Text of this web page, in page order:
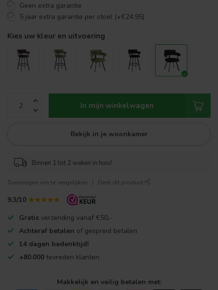
Geen extra garantie
5 jaar extra garantie per stoel (+€24,95)
Kies uw kleur en uitvoering
In mijn winkelwagen
Bekijk in je woonkamer
Binnen 1 tot 2 weken in huis!
Toevoegen om te vergelijken Deel dit product
9.3/10
Gratis verzending vanaf €50,-
Achteraf betalen of gespreid betalen
14 dagen bedenktijd!
+80.000 tevreden klanten
Makkelijk en veilig betalen met: